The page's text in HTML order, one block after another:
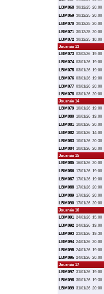
LBM068 30/12/25 20:00
LBM069 30/12/25 20:00
LBM070 30/12/25 20:00
LBM071 30/12/25 20:00
LBM072 30/12/25 18:00
Journée 13
LBM073 03/03/26 19:00
LBM074 03/01/26 19:00
LBM075 03/01/26 19:00
LBM076 03/01/26 19:00
LBM077 03/01/26 20:00
LBM078 03/01/26 20:00
Journée 14
LBM079 10/01/26 19:00
LBM080 10/01/26 19:00
LBM081 10/01/26 20:00
LBM082 10/01/26 14:00
LBM083 10/01/26 20:30
LBM084 10/01/26 20:00
Journée 15
LBM085 16/01/26 20:00
LBM086 17/01/26 19:00
LBM087 17/01/26 19:00
LBM088 17/01/26 20:00
LBM089 17/01/26 20:00
LBM090 17/01/26 20:00
Journée 16
LBM091 24/01/26 15:00
LBM092 24/01/26 19:00
LBM093 23/01/26 19:30
LBM094 24/01/26 20:00
LBM095 24/01/26 19:00
LBM096 24/01/26 20:00
Journée 17
LBM097 31/01/26 19:00
LBM098 30/01/26 19:30
LBM099 31/01/26 20:00